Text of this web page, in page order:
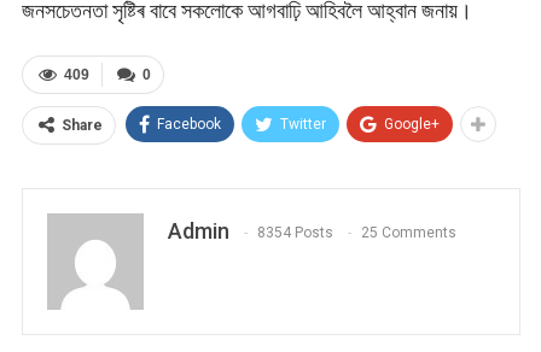
জনসচেতনতা সৃষ্টিৰ বাবে সকলোকে আগবাঢ়ি আহিবলৈ আহ্বান জনায়।
0
409
Share Facebook Twitter Google+
Admin 8354 Posts 25 Comments